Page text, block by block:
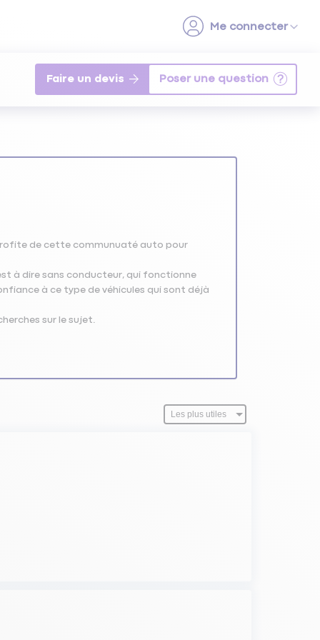
Faire un devis
de cette communuaté auto pour
à dire sans conducteur, qui fonctionne
à ce type de véhicules qui sont déjà
sur le sujet.